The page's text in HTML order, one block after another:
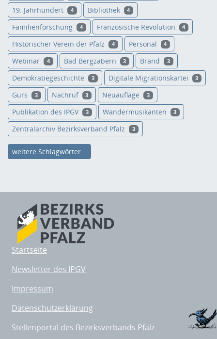
19. Jahrhundert 4 Bibliothek 4
Familienforschung 4 Französische Revolution 4
Historischer Verein der Pfalz 4 Personal 4
Webinar 4 Bad Bergzabern 3 Brand 3
Demokratiegeschichte 3 Digitale Migrationskartei 3
Gurs 3 Nachruf 3 Neuauflage 3
Publikation des IPGV 3 Wandermusikanten 3
Zentralarchiv Bezirksverband Pfalz 3
weitere Schlagwörter...
Startseite
Newsletter des IPGV
Impressum
Datenschutzerklärung
Stellenportal des Bezirksverbands Pfalz